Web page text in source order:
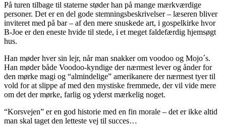
På turen tilbage til staterne støder han på mange mærkværdige
personer. Det er en del gode stemningsbeskrivelser – læseren bliver
inviteret med på bar – af den mere snuskede art, i gospelkirke hvor
B-Joe er den eneste hvide til stede, i et meget faldefærdig hjemsøgt
hus.
Han møder hver sin lejr, når man snakker om voodoo og Mojo´s.
Han møder både Voodoo-kyndige der nærmest lever og ånder for
den mørke magi og “almindelige” amerikanere der nærmest tyer til
vold for at slippe af med den mystiske fremmede, der vil vide mere
om det der mørke, farlig og yderst mærkelig noget.
“Korsvejen” er en god historie med en fin morale – det er ikke altid
man skal taget den letteste vej til succes…